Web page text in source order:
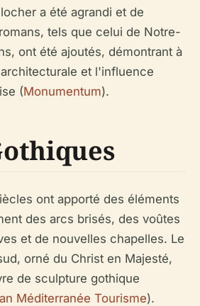
a été agrandi et de
tels que celui de Notre-
ont été ajoutés, démontrant à
et l'influence
(Monumentum).
ont apporté des éléments
des arcs brisés, des voûtes
et de nouvelles chapelles. Le
orné du Christ en Majesté,
de sculpture gothique
Méditerranée Tourisme).